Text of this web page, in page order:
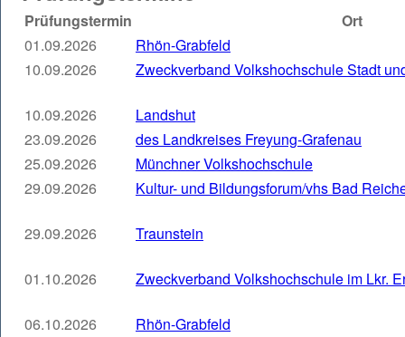
Prüfungstermin
Ort
01.09.2026
Rhön-Grabfeld
10.09.2026
Zweckverband Volkshochschule Stadt
10.09.2026
Landshut
23.09.2026
des Landkreises Freyung-Grafenau
25.09.2026
Münchner Volkshochschule
29.09.2026
Kultur- und Bildungsforum/vhs Bad
29.09.2026 Traunstein
01.10.2026 Zweckverband Volkshochschule im Lkr.
06.10.2026
Rhön-Grabfeld